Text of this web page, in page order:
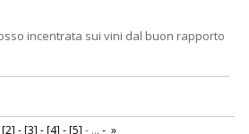
incentrata sui vini dal buon rapporto
[2] [3] [4] [5] ... »